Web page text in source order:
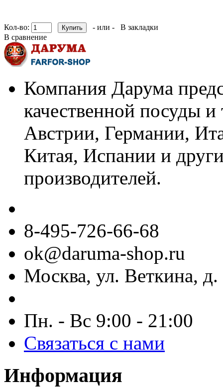
Кол-во: - или -
В закладки
В сравнение
Компания Дарума
качественной посуды
Австрии, Германии,
Китая, Испании и
производителей.
8-495-726-66-68
ok@daruma-shop.ru
Москва, ул. Веткина, д.
Пн. - Вс 9:00 - 21:00
Связаться с нами
Информация